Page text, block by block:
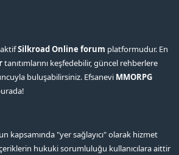
Silkroad Online forum platformudur. En
tanıtımlarını keşfedebilir, güncel rehberlere
buluşabilirsiniz. Efsanevi MMORPG
kapsamında "yer sağlayıcı" olarak hizmet
hukuki sorumluluğu kullanıcılara aittir